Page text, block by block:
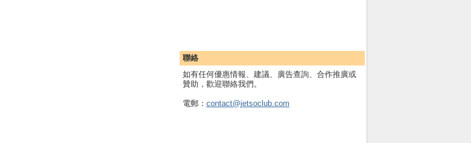
聯絡
如有任何優惠情報、建議、廣告查詢、合作推廣或
贊助，歡迎聯絡我們。
電郵： contact@jetsoclub.com